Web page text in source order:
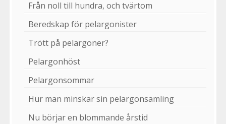
Från noll till hundra, och tvärtom
Beredskap för pelargonister
Trött på pelargoner?
Pelargonhöst
Pelargonsommar
Hur man minskar sin pelargonsamling
Nu börjar en blommande årstid